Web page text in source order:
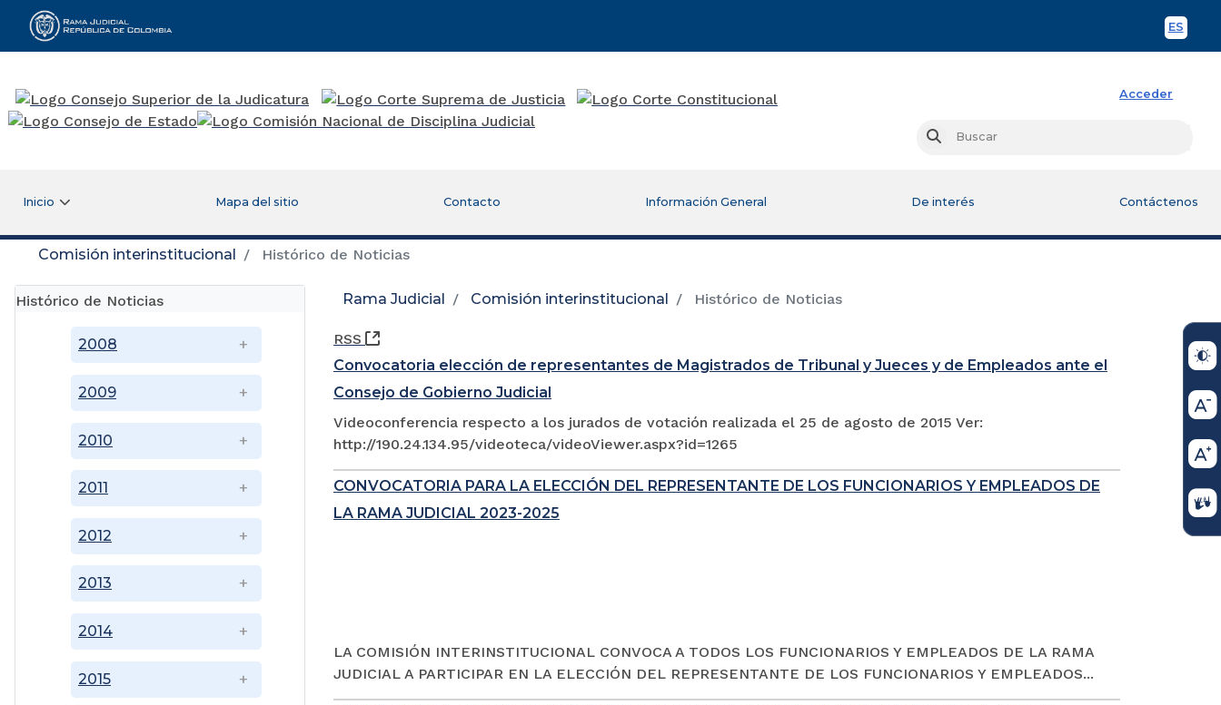
ES
Rama Judicial
Acceder
Buscar
Inicio Mapa del sitio Contacto Información General De interés Contáctenos
Comisión interinstitucional Histórico de Noticias
Histórico de Noticias
2008
2009
2010
2011
2012
2013
2014
2015
Rama Judicial Comisión interinstitucional Histórico de Noticias
RSS
(Abre una nueva ventana)
Convocatoria elección de representantes de Magistrados de Tribunal y Jueces y de Empleados ante el
Consejo de Gobierno Judicial
Videoconferencia respecto a los jurados de votación realizada el 25 de agosto de 2015 Ver:
http://190.24.134.95/videoteca/videoViewer.aspx?id=1265
CONVOCATORIA PARA LA ELECCIÓN DEL REPRESENTANTE DE LOS FUNCIONARIOS Y EMPLEADOS DE
LA RAMA JUDICIAL 2023-2025
LA COMISIÓN INTERINSTITUCIONAL CONVOCA A TODOS LOS FUNCIONARIOS Y EMPLEADOS DE LA RAMA
JUDICIAL A PARTICIPAR EN LA ELECCIÓN DEL REPRESENTANTE DE LOS FUNCIONARIOS Y EMPLEADOS...